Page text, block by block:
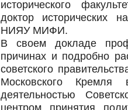
исторического
доктор исторических
НИЯУ МИФИ.
В своем докладе
причинах и подробно
советского
Московского
деятельностью